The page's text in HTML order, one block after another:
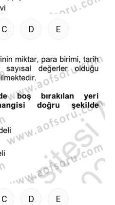
C D E
C D E